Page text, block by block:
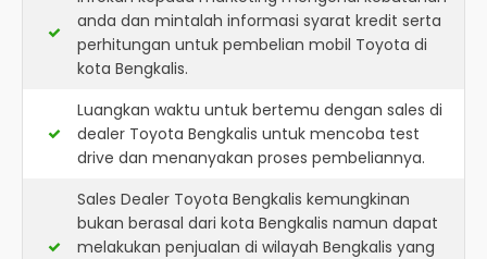
anda dan mintalah informasi syarat kredit serta
perhitungan untuk pembelian mobil Toyota di
kota Bengkalis.
Luangkan waktu untuk bertemu dengan sales di
dealer Toyota Bengkalis untuk mencoba test
drive dan menanyakan proses pembeliannya.
Sales Dealer Toyota Bengkalis kemungkinan
bukan berasal dari kota Bengkalis namun dapat
melakukan penjualan di wilayah Bengkalis yang